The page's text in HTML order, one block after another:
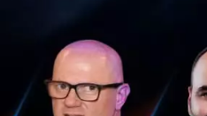
ไม่มีบริบท และไม่มีความ
นยุคใหม่